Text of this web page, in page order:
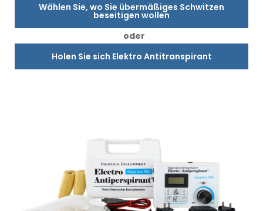
Wählen Sie, wo Sie übermäßiges Schwitzen
beseitigen wollen
oder
Holen Sie sich Elektro Antitranspirant